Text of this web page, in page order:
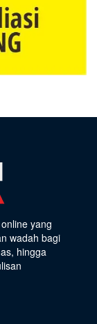
yang
wadah bagi
hingga